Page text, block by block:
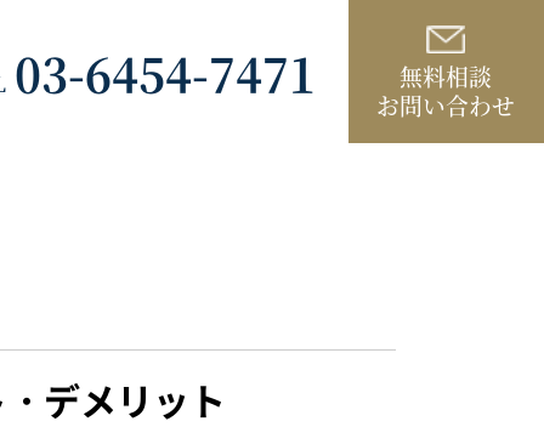
03-6454-7471
無料相談
お問い合わせ
デメリット